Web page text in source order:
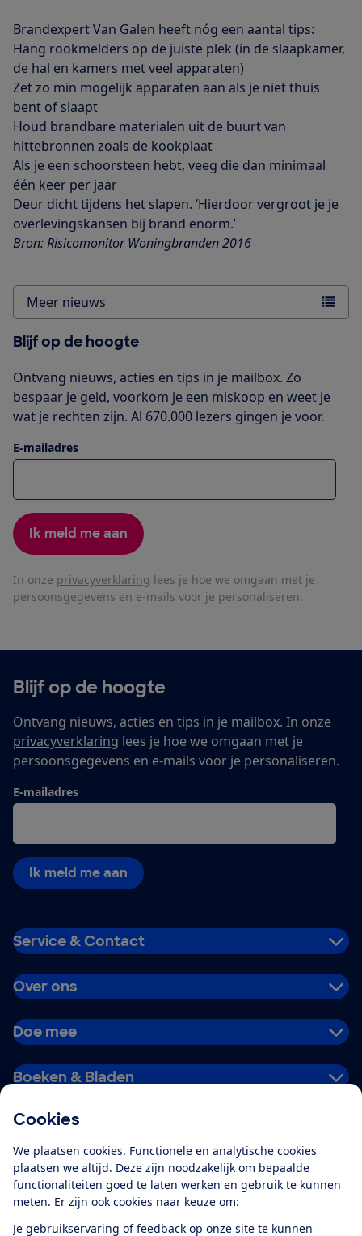
Cookies
We plaatsen cookies. Functionele en analytische cookies
plaatsen we altijd. Deze zijn noodzakelijk om bepaalde
functionaliteiten goed te laten werken en gebruik te kunnen
meten. Er zijn ook cookies naar keuze om:
Je gebruikservaring of feedback op onze site te kunnen
Brandexpert Van Galen heeft nóg een aantal tips:
Hang rookmelders op de juiste plek (in de slaapkamer,
de hal en kamers met veel apparaten)
Zet zo min mogelijk apparaten aan als je niet thuis
bent of slaapt
Houd brandbare materialen uit de buurt van
hittebronnen zoals de kookplaat
Als je een schoorsteen hebt, veeg die dan minimaal
één keer per jaar
Deur dicht tijdens het slapen. ‘Hierdoor vergroot je je
overlevingskansen bij brand enorm.’
Bron:Risicomonitor Woningbranden 2016
Meer nieuws
Blijf op de hoogte
Ontvang nieuws, acties en tips in je mailbox. Zo
bespaar je geld, voorkom je een miskoop en weet je
wat je rechten zijn. Al 670.000 lezers gingen je voor.
E-mailadres
Ik meld me aan
In onze privacyverklaring lees je hoe we omgaan met je
persoonsgegevens en e-mails voor je personaliseren.
Blijf op de hoogte
Ontvang nieuws, acties en tips in je mailbox. In onze
privacyverklaring lees je hoe we omgaan met je
persoonsgegevens en e-mails voor je personaliseren.
E-mailadres
Ik meld me aan
Service & Contact
Over ons
Doe mee
Boeken & Bladen
Alles over de